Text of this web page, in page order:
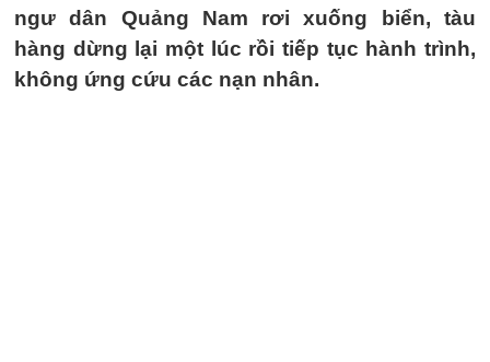
ngư dân Quảng Nam rơi xuống biển, tàu
hàng dừng lại một lúc rồi tiếp tục hành trình,
không ứng cứu các nạn nhân.